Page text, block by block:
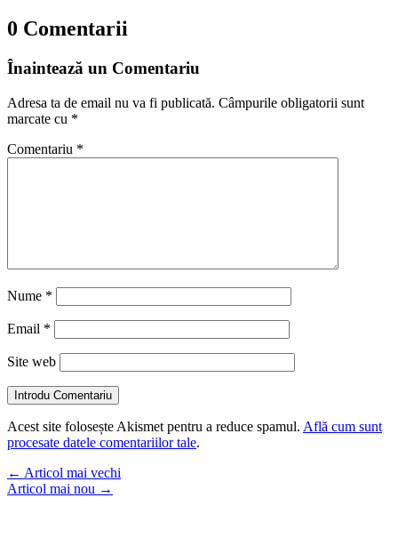
0 Comentarii
Înaintează un Comentariu
Adresa ta de email nu va fi publicată. Câmpurile obligatorii sunt
marcate cu *
Comentariu *
Nume *
Email *
Site web
Introdu Comentariu
Acest site folosește Akismet pentru a reduce spamul. Află cum sunt
procesate datele comentariilor tale.
← Articol mai vechi
Articol mai nou →